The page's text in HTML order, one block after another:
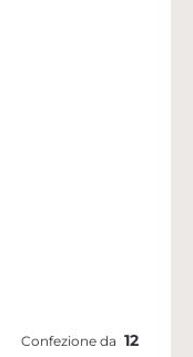
Confezione da 12